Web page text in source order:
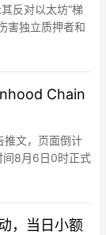
反对以太坊“梯
害独立质押者和
格、机会成本、
扭曲，瞎搞代价
净收…
Chain
文，页面倒计
间8月6日0时正式
Robinhood
已上线但产品尚
，当日小额